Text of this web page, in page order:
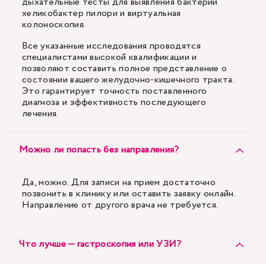
хеликобактер пилори и виртуальная
колоноскопия.
Все указанные исследования проводятся
специалистами высокой квалификации и
позволяют составить полное представление о
состоянии вашего желудочно-кишечного тракта.
Это гарантирует точность поставленного
диагноза и эффективность последующего
лечения.
Можно ли попасть без направления?
Да, можно. Для записи на прием достаточно
позвонить в клинику или оставить заявку онлайн.
Направление от другого врача не требуется.
Что лучше — гастроскопия или УЗИ?